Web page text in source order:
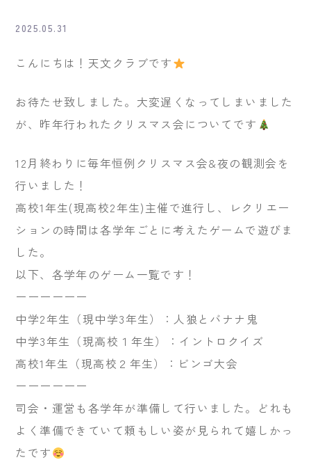
2025.05.31
こんにちは！天文クラブです
お待たせ致しました。大変遅くなってしまいました
が、昨年行われたクリスマス会についてです
12月終わりに毎年恒例クリスマス会&夜の観測会を
行いました！
高校1年生(現高校2年生)主催で進行し、レクリエー
ションの時間は各学年ごとに考えたゲームで遊びま
した。
以下、各学年のゲーム一覧です！
ーーーーーー
中学2年生（現中学3年生）：人狼とバナナ鬼
中学3年生（現高校１年生）：イントロクイズ
高校1年生（現高校２年生）：ビンゴ大会
ーーーーーー
司会・運営も各学年が準備して行いました。どれも
よく準備できていて頼もしい姿が見られて嬉しかっ
たです